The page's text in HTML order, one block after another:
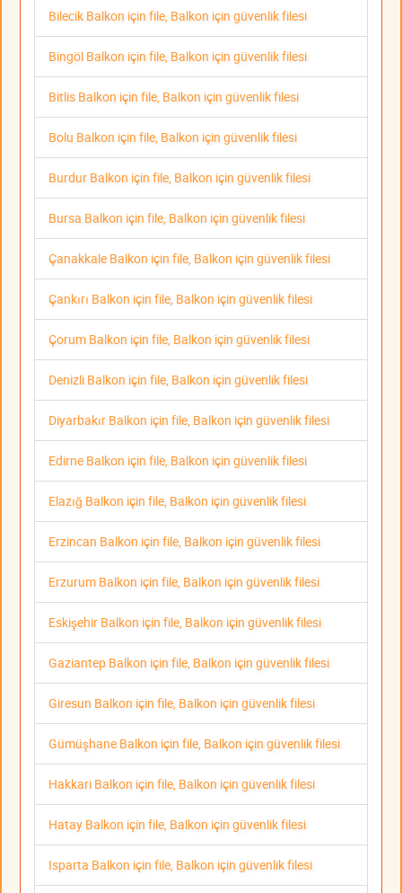
Bilecik Balkon için file, Balkon için güvenlik filesi
Bingöl Balkon için file, Balkon için güvenlik filesi
Bitlis Balkon için file, Balkon için güvenlik filesi
Bolu Balkon için file, Balkon için güvenlik filesi
Burdur Balkon için file, Balkon için güvenlik filesi
Bursa Balkon için file, Balkon için güvenlik filesi
Çanakkale Balkon için file, Balkon için güvenlik filesi
Çankırı Balkon için file, Balkon için güvenlik filesi
Çorum Balkon için file, Balkon için güvenlik filesi
Denizli Balkon için file, Balkon için güvenlik filesi
Diyarbakır Balkon için file, Balkon için güvenlik filesi
Edirne Balkon için file, Balkon için güvenlik filesi
Elazığ Balkon için file, Balkon için güvenlik filesi
Erzincan Balkon için file, Balkon için güvenlik filesi
Erzurum Balkon için file, Balkon için güvenlik filesi
Eskişehir Balkon için file, Balkon için güvenlik filesi
Gaziantep Balkon için file, Balkon için güvenlik filesi
Giresun Balkon için file, Balkon için güvenlik filesi
Gümüşhane Balkon için file, Balkon için güvenlik filesi
Hakkari Balkon için file, Balkon için güvenlik filesi
Hatay Balkon için file, Balkon için güvenlik filesi
Isparta Balkon için file, Balkon için güvenlik filesi